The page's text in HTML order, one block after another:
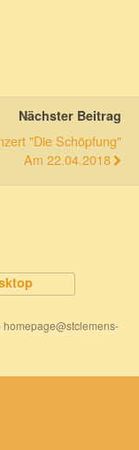
Nächster Beitrag
"Die Schöpfung"
Am 22.04.2018